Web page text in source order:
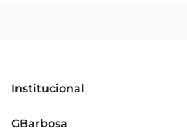
que convida a mais um gole.
Esse vinho é versátil e
Institucional
Grupo Cencosud
GBarbosa